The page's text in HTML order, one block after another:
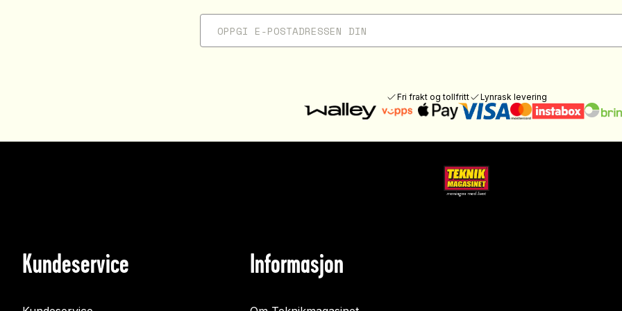
Fri frakt og tollfritt Lynrask levering
Kundeservice Informasjon